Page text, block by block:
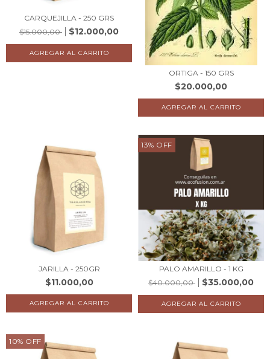
CARQUEJILLA - 250 GRS
$15.000,00
$12.000,00
ORTIGA - 150 GRS
$20.000,00
JARILLA - 250GR
$11.000,00
13% OFF
PALO AMARILLO - 1 KG
$40.000,00
$35.000,00
10% OFF